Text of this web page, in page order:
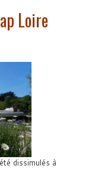
Loire
dissimulés à